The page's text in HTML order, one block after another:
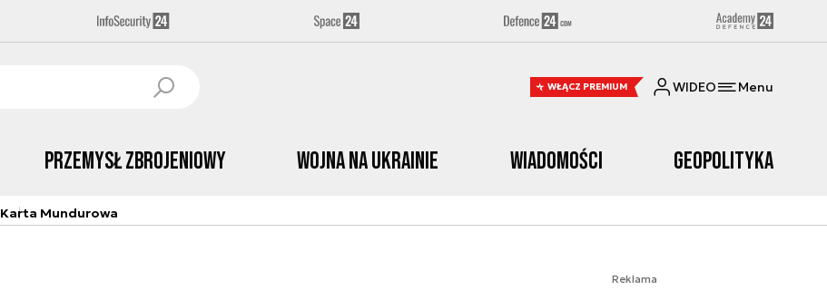
WŁĄCZ PREMIUM WIDEO Menu
Przemysł Zbrojeniowy Wojna na Ukrainie Wiadomości Geopolityka
Karta Mundurowa
Reklama